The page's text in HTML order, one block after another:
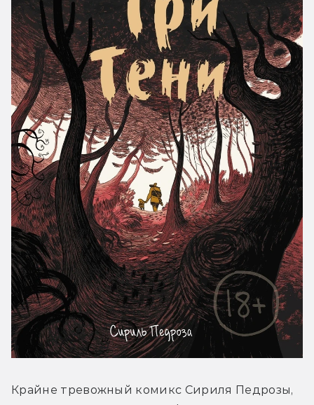
Крайне тревожный комикс Сириля Педрозы,